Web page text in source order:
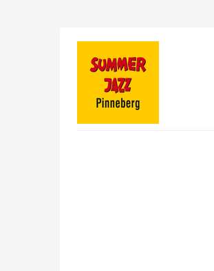
Förderverein
SummerJazz
Pinneberg